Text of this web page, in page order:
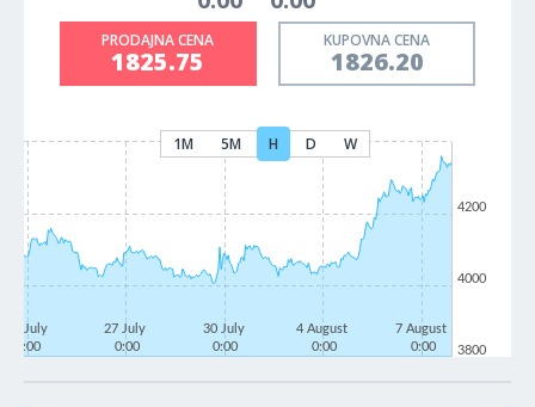
PRODAJNA CENA
1825.75
KUPOVNA CENA
1826.20
1M 5M H D W
22 July
0:00
27 July
0:00
30 July
0:00
4 August
0:00
7 August
0:00
3800
4000
4200